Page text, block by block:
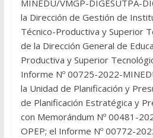
MINEDU/VMGP-DIGESUTPA-
la Dirección de Gestión de
Técnico-Productiva y Superior
de la Dirección General de
Productiva y Superior
Informe Nº 00725-2022-
la Unidad de Planificación y
de Planificación Estratégica y
con Memorándum Nº 00481-
OPEP; el Informe Nº 00772-